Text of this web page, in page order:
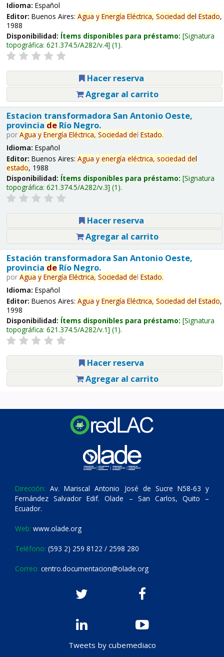
Idioma: Español
Editor: Buenos Aires: Agua y Energía Eléctrica, Sociedad del Estado,
1988
Disponibilidad: Ítems disponibles para préstamo: Signatura
topográfica: 621.374.5/A282/v.4 (1).
Hacer reserva
Agregar al carrito
Estacion transformadora San Antonio Oeste,
provincia deRío Negro.
por Agua y Energía Eléctrica, Sociedad del Estado.
Idioma: Español
Editor: Buenos Aires: Agua y energía eléctrica, sociedad del
estado, 1988
Disponibilidad: Ítems disponibles para préstamo: Signatura
topográfica: 621.374.5/A282/v.3 (1).
Hacer reserva
Agregar al carrito
Estación transformadora San Antonio Oeste,
provincia deRío Negro.
por Agua y Energía Eléctrica, Sociedad del Estado.
Idioma: Español
Editor: Buenos Aires: Agua y Energía Eléctrica, Sociedad del Estado,
1998
Disponibilidad: Ítems disponibles para préstamo: Signatura
topográfica: 621.374.5/A282/v.1 (1).
Hacer reserva
Agregar al carrito
Dirección: Av. Mariscal Antonio José de Sucre N58-63 y
Fernández Salvador Edif. Olade – San Carlos, Quito –
Ecuador.
Web: www.olade.org
Teléfono: (593 2) 259 8122 / 2598 280
Correo: centro.documentacion@olade.org
Tweets by cubemediaco